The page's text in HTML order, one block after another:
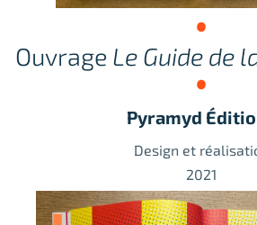
Ouvrage Le Guide de
Pyramyd
Design et
2021